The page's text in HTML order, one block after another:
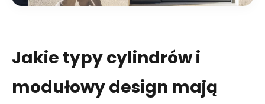
Jakie typy cylindrów i
modułowy design mają